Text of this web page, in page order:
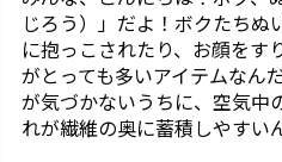
じろう）」だよ！ボクたちぬ
に抱っこされたり、お顔をす
がとっても多いアイテムなん
が気づかないうちに、空気中
れが繊維の奥に蓄積しやすい